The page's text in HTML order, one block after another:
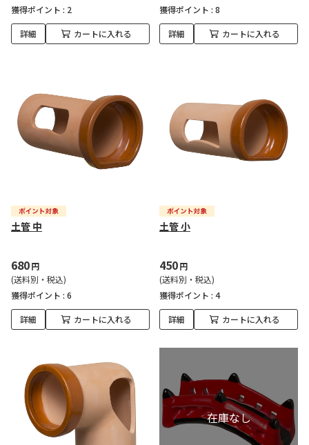
獲得ポイント : 2
詳細 カートに入れる
獲得ポイント : 8
詳細 カートに入れる
土管 中
680円
(送料別・税込)
獲得ポイント : 6
詳細 カートに入れる
土管 小
450円
(送料別・税込)
獲得ポイント : 4
詳細 カートに入れる